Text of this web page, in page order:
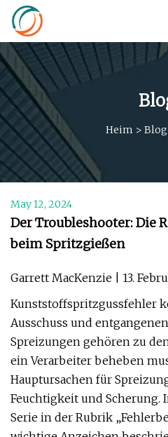
Heim > Blog
May 12, 2024
Der Troubleshooter: Die
beim Spritzgießen
Garrett MacKenzie | 13.
Kunststoffspritzgussfehler
Ausschuss und
Spreizungen gehören zu
ein Verarbeiter beheben
Hauptursachen für
Feuchtigkeit und Scherung.
Serie in der Rubrik